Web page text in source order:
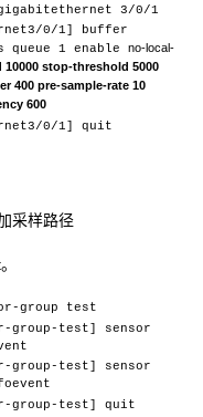
3/0/1
0/1] buffer
queue 1 enable no-local-
stop-threshold 5000
400 pre-sample-rate 10
600
0/1] quit
采样路径
group test
group-test] sensor
group-test] sensor
group-test] quit